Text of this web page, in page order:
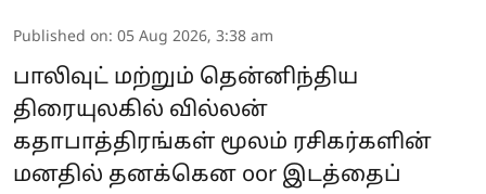
Published on: 05 Aug 2026, 3:38 am
பாலிவுட் மற்றும் தென்னிந்திய
திரையுலகில் வில்லன்
கதாபாத்திரங்கள் மூலம் ரசிகர்களின்
மனதில் தனக்கென oor இடத்தைப்